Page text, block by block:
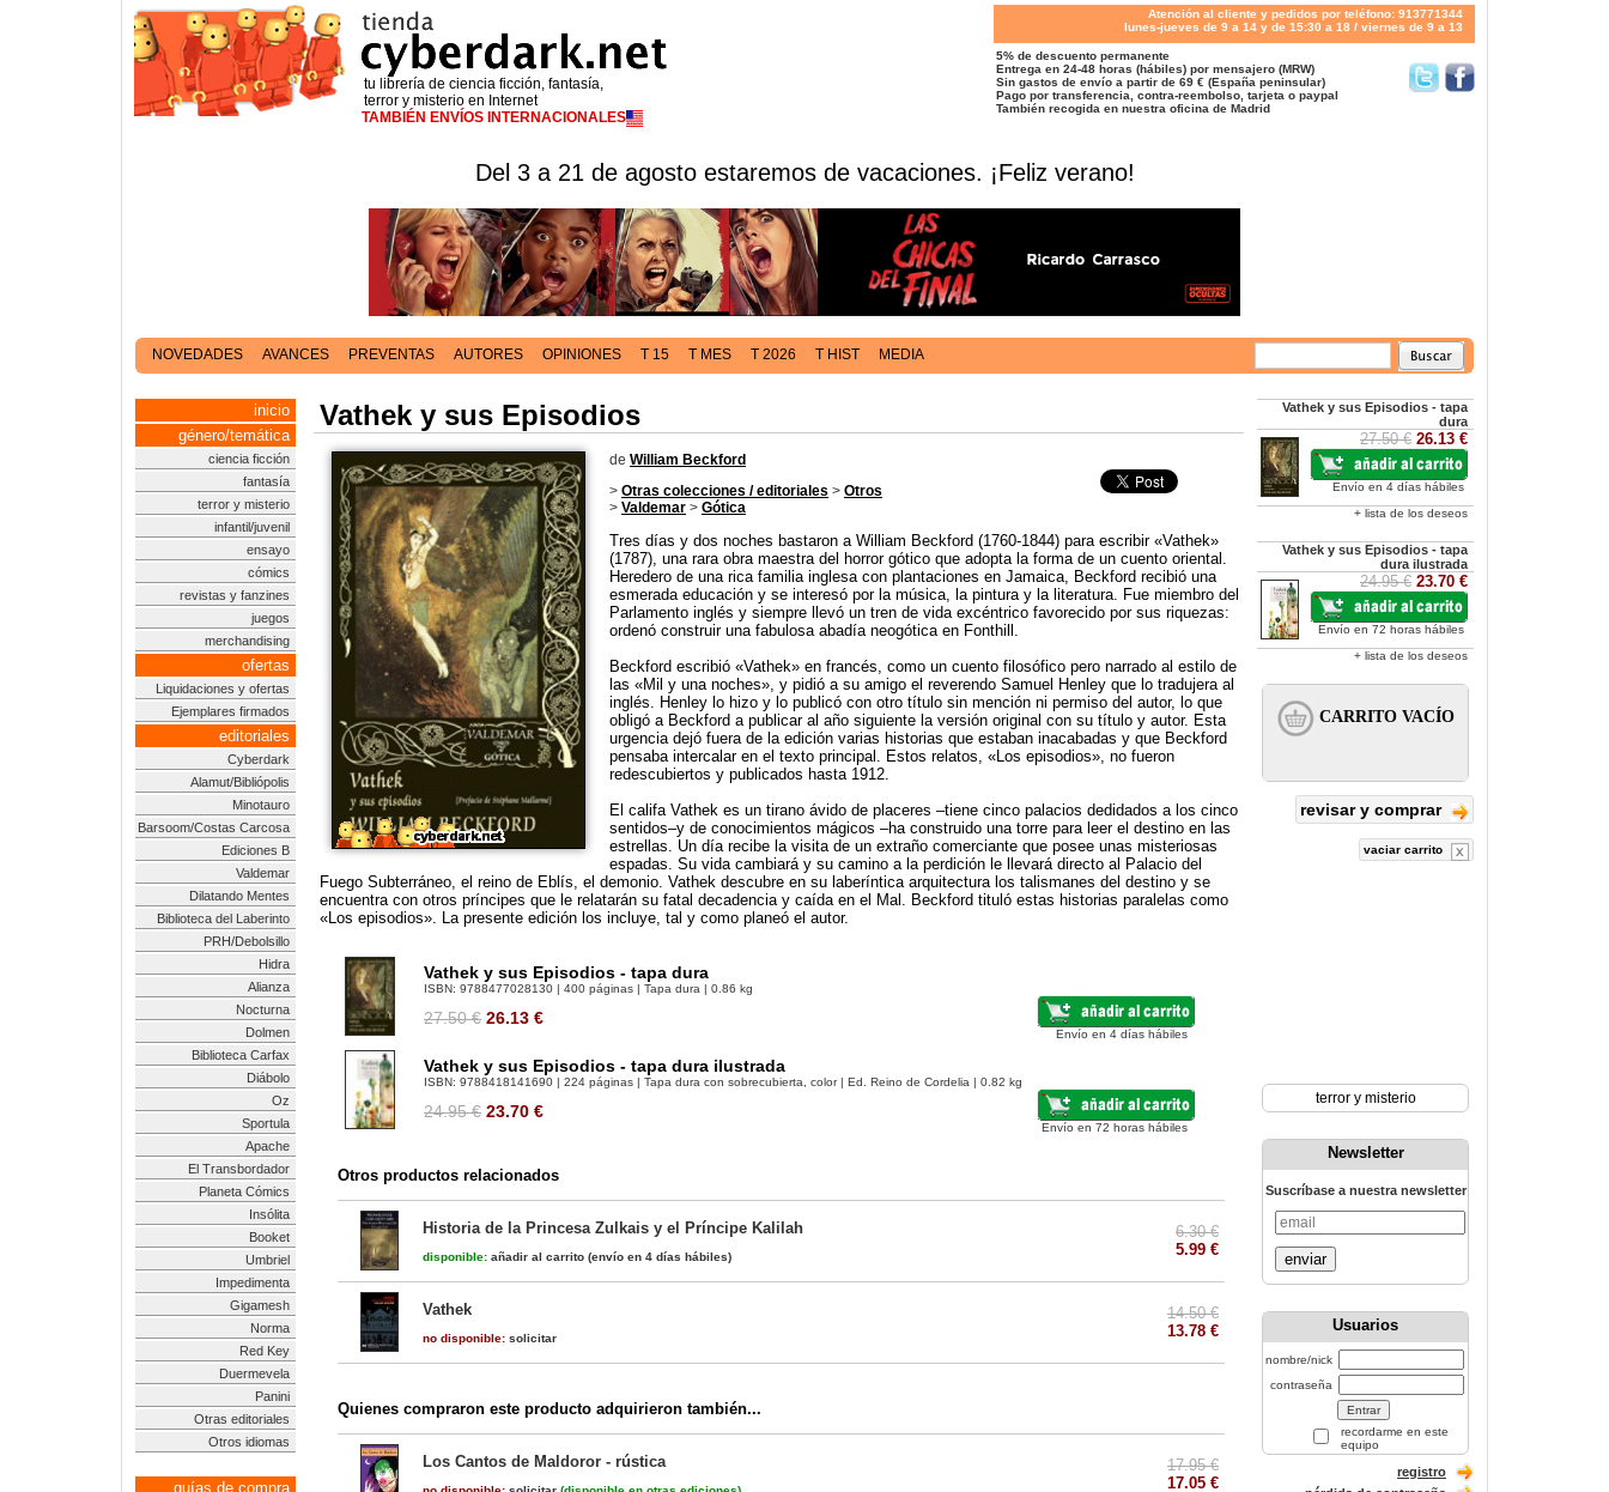
tu librería de ciencia ficción, fantasía,
terror y misterio en Internet
TAMBIÉN ENVÍOS INTERNACIONALES
Atención al cliente y pedidos por teléfono: 913771344
lunes-jueves de 9 a 14 y de 15:30 a 18 / viernes de 9 a 13
5% de descuento permanente
Entrega en 24-48 horas (hábiles) por mensajero (MRW)
Sin gastos de envío a partir de 69 € (España peninsular)
Pago por transferencia, contra-reembolso, tarjeta o paypal
También recogida en nuestra oficina de Madrid
Del 3 a 21 de agosto estaremos de vacaciones. ¡Feliz verano!
NOVEDADES AVANCES PREVENTAS AUTORES OPINIONES T 15 T MES T 2026 T HIST MEDIA
inicio
género/temática
ciencia ficción
fantasía
terror y misterio
infantil/juvenil
ensayo
cómics
revistas y fanzines
juegos
merchandising
ofertas
Liquidaciones y ofertas
Ejemplares firmados
editoriales
Cyberdark
Alamut/Bibliópolis
Minotauro
Barsoom/Costas Carcosa
Ediciones B
Valdemar
Dilatando Mentes
Biblioteca del Laberinto
PRH/Debolsillo
Hidra
Alianza
Nocturna
Dolmen
Biblioteca Carfax
Diábolo
Oz
Sportula
Apache
El Transbordador
Planeta Cómics
Insólita
Booket
Umbriel
Impedimenta
Gigamesh
Norma
Red Key
Duermevela
Panini
Otras editoriales
Otros idiomas
guías de compra
Vathek y sus Episodios
de William Beckford
> Otras colecciones / editoriales > Otros
> Valdemar > Gótica
Tres días y dos noches bastaron a William Beckford (1760-1844) para escribir «Vathek»
(1787), una rara obra maestra del horror gótico que adopta la forma de un cuento oriental.
Heredero de una rica familia inglesa con plantaciones en Jamaica, Beckford recibió una
esmerada educación y se interesó por la música, la pintura y la literatura. Fue miembro del
Parlamento inglés y siempre llevó un tren de vida excéntrico favorecido por sus riquezas:
ordenó construir una fabulosa abadía neogótica en Fonthill.
Beckford escribió «Vathek» en francés, como un cuento filosófico pero narrado al estilo de
las «Mil y una noches», y pidió a su amigo el reverendo Samuel Henley que lo tradujera al
inglés. Henley lo hizo y lo publicó con otro título sin mención ni permiso del autor, lo que
obligó a Beckford a publicar al año siguiente la versión original con su título y autor. Esta
urgencia dejó fuera de la edición varias historias que estaban inacabadas y que Beckford
pensaba intercalar en el texto principal. Estos relatos, «Los episodios», no fueron
redescubiertos y publicados hasta 1912.
El califa Vathek es un tirano ávido de placeres –tiene cinco palacios dedidados a los cinco
sentidos–y de conocimientos mágicos –ha construido una torre para leer el destino en las
estrellas. Un día recibe la visita de un extraño comerciante que posee unas misteriosas
espadas. Su vida cambiará y su camino a la perdición le llevará directo al Palacio del
Fuego Subterráneo, el reino de Eblís, el demonio. Vathek descubre en su laberíntica arquitectura los talismanes del destino y se
encuentra con otros príncipes que le relatarán su fatal decadencia y caída en el Mal. Beckford tituló estas historias paralelas como
«Los episodios». La presente edición los incluye, tal y como planeó el autor.
Vathek y sus Episodios - tapa dura
ISBN: 9788477028130 | 400 páginas | Tapa dura | 0.86 kg
27.50 € 26.13 €
Envío en 4 días hábiles
Vathek y sus Episodios - tapa dura ilustrada
ISBN: 9788418141690 | 224 páginas | Tapa dura con sobrecubierta, color | Ed. Reino de Cordelia | 0.82 kg
24.95 € 23.70 €
Envío en 72 horas hábiles
Otros productos relacionados
Historia de la Princesa Zulkais y el Príncipe Kalilah
disponible: añadir al carrito (envío en 4 días hábiles)
6.30 €
5.99 €
Vathek
no disponible: solicitar
14.50 €
13.78 €
Quienes compraron este producto adquirieron también...
Los Cantos de Maldoror - rústica
17.95 €
17.05 €
Vathek y sus Episodios - tapa
dura
27.50 € 26.13 €
Envío en 4 días hábiles
+ lista de los deseos
Vathek y sus Episodios - tapa
dura ilustrada
24.95 € 23.70 €
Envío en 72 horas hábiles
+ lista de los deseos
revisar y comprar
vaciar carrito
terror y misterio
Newsletter
Suscríbase a nuestra newsletter
enviar
Usuarios
nombre/nick
contraseña
recordarme en este
equipo
registro